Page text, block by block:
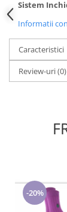
Cadouri pentru
Cadouri pentru
Martisoare
Sistem
Informatii
Caracteristici
Review-uri(0)
-20%